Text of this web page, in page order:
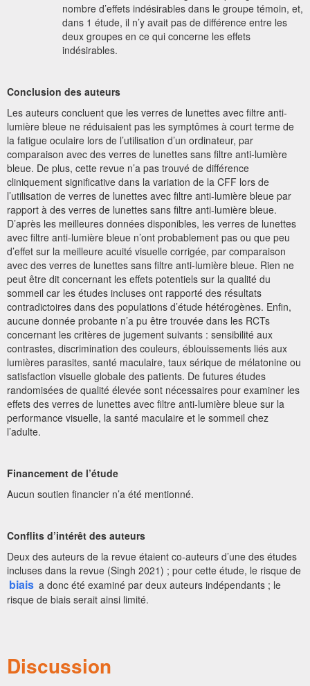
nombre d’effets indésirables dans le groupe témoin, et,
dans 1 étude, il n’y avait pas de différence entre les
deux groupes en ce qui concerne les effets
indésirables.
Conclusion des auteurs
Les auteurs concluent que les verres de lunettes avec filtre anti-
lumière bleue ne réduisaient pas les symptômes à court terme de
la fatigue oculaire lors de l’utilisation d’un ordinateur, par
comparaison avec des verres de lunettes sans filtre anti-lumière
bleue. De plus, cette revue n’a pas trouvé de différence
cliniquement significative dans la variation de la CFF lors de
l’utilisation de verres de lunettes avec filtre anti-lumière bleue par
rapport à des verres de lunettes sans filtre anti-lumière bleue.
D’après les meilleures données disponibles, les verres de lunettes
avec filtre anti-lumière bleue n’ont probablement pas ou que peu
d’effet sur la meilleure acuité visuelle corrigée, par comparaison
avec des verres de lunettes sans filtre anti-lumière bleue. Rien ne
peut être dit concernant les effets potentiels sur la qualité du
sommeil car les études incluses ont rapporté des résultats
contradictoires dans des populations d’étude hétérogènes. Enfin,
aucune donnée probante n’a pu être trouvée dans les RCTs
concernant les critères de jugement suivants : sensibilité aux
contrastes, discrimination des couleurs, éblouissements liés aux
lumières parasites, santé maculaire, taux sérique de mélatonine ou
satisfaction visuelle globale des patients. De futures études
randomisées de qualité élevée sont nécessaires pour examiner les
effets des verres de lunettes avec filtre anti-lumière bleue sur la
performance visuelle, la santé maculaire et le sommeil chez
l’adulte.
Financement de l’étude
Aucun soutien financier n’a été mentionné.
Conflits d’intérêt des auteurs
Deux des auteurs de la revue étaient co-auteurs d’une des études
incluses dans la revue (Singh 2021) ; pour cette étude, le risque de
biais a donc été examiné par deux auteurs indépendants ; le
risque de biais serait ainsi limité.
Discussion